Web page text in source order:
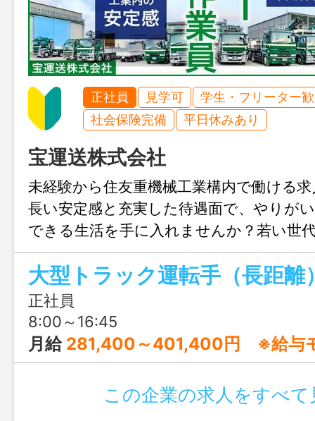
正社員 見学可
学生・フリーター
社会保険完備
平日休みあり
宝運送株式会社
未経験から住友重機械工業構内で働ける
長い安定感と充実した待遇面で、やりが
できる生活を手に入れませんか？若い世
ている、満足度の高い職場です！
大型トラック運転手（長距離
正社員
8:00～16:45
月給 281,400～401,400円 ※給与
この企業の求人をすべて